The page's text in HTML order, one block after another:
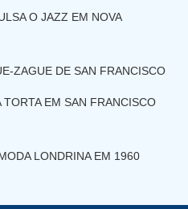
O JAZZ EM NOVA
ZAGUE DE SAN FRANCISCO
EM SAN FRANCISCO
LONDRINA EM 1960